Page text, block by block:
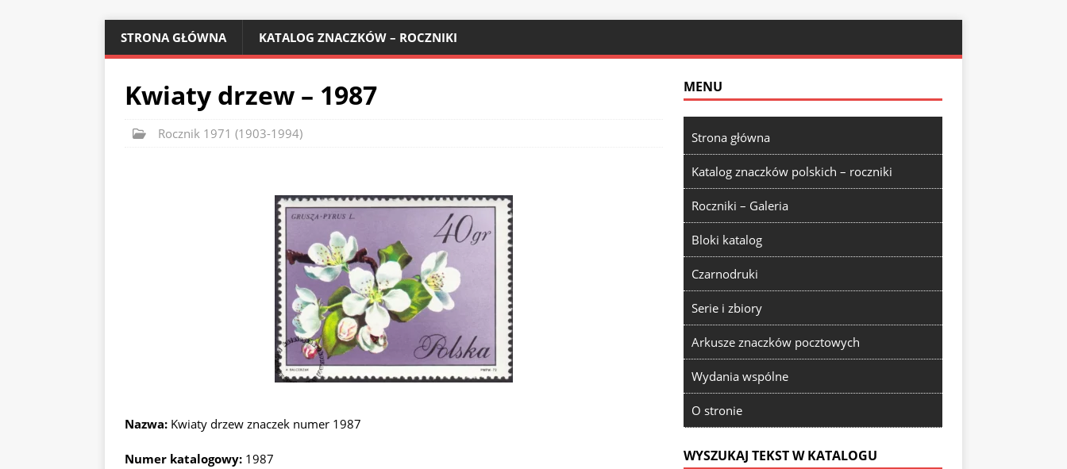
STRONA GŁÓWNA KATALOG ZNACZKÓW – ROCZNIKI
Kwiaty drzew – 1987
Rocznik 1971 (1903-1994)
Nazwa: Kwiaty drzew znaczek numer 1987
Numer katalogowy: 1987
MENU
Strona główna
Katalog znaczków polskich – roczniki
Roczniki – Galeria
Bloki katalog
Czarnodruki
Serie i zbiory
Arkusze znaczków pocztowych
Wydania wspólne
O stronie
WYSZUKAJ TEKST W KATALOGU